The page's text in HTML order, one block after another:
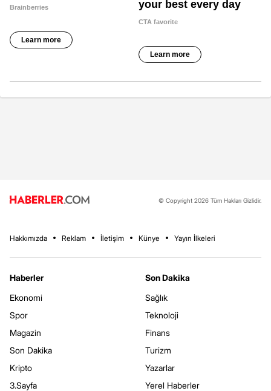
© Copyright 2026 Tüm Hakları Gizlidir.
Hakkımızda Reklam İletişim Künye Yayın İlkeleri
Haberler
Ekonomi
Spor
Magazin
Son Dakika
Kripto
3.Sayfa
Son Dakika
Sağlık
Teknoloji
Finans
Turizm
Yazarlar
Yerel Haberler